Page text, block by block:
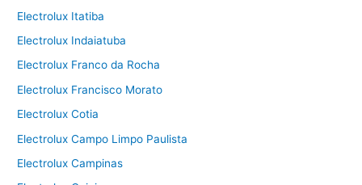
Electrolux Itatiba
Electrolux Indaiatuba
Electrolux Franco da Rocha
Electrolux Francisco Morato
Electrolux Cotia
Electrolux Campo Limpo Paulista
Electrolux Campinas